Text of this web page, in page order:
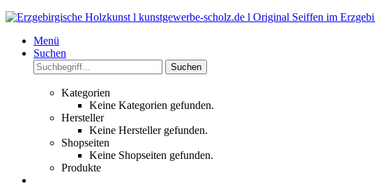
Menü
Suchen
Suchen
Kategorien
Keine Kategorien gefunden.
Hersteller
Keine Hersteller gefunden.
Shopseiten
Keine Shopseiten gefunden.
Produkte